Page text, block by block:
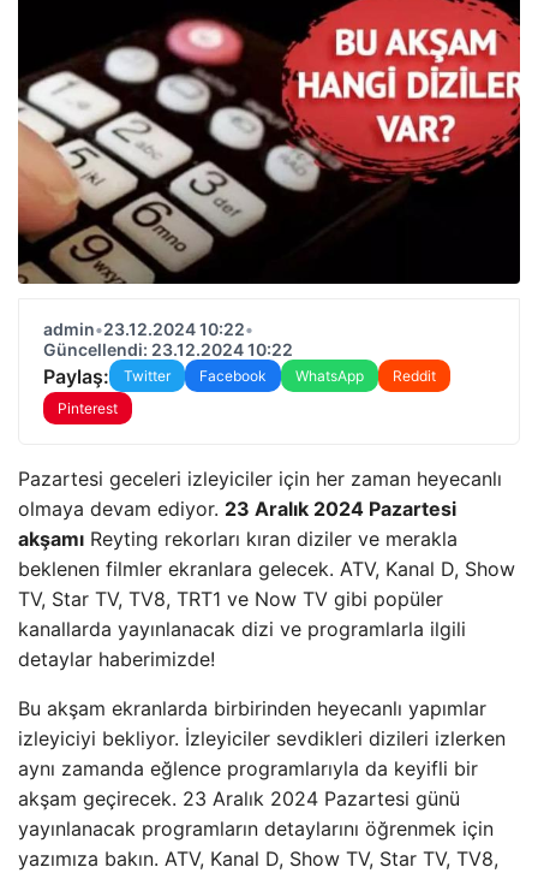
admin•23.12.2024 10:22•
Güncellendi: 23.12.2024 10:22
Paylaş: Twitter Facebook WhatsApp
Reddit
Pinterest
Pazartesi geceleri izleyiciler için her zaman heyecanlı
olmaya devam ediyor. 23 Aralık 2024 Pazartesi
akşamı Reyting rekorları kıran diziler ve merakla
beklenen filmler ekranlara gelecek. ATV, Kanal D, Show
TV, Star TV, TV8, TRT1 ve Now TV gibi popüler
kanallarda yayınlanacak dizi ve programlarla ilgili
detaylar haberimizde!
Bu akşam ekranlarda birbirinden heyecanlı yapımlar
izleyiciyi bekliyor. İzleyiciler sevdikleri dizileri izlerken
aynı zamanda eğlence programlarıyla da keyifli bir
akşam geçirecek. 23 Aralık 2024 Pazartesi günü
yayınlanacak programların detaylarını öğrenmek için
yazımıza bakın. ATV, Kanal D, Show TV, Star TV, TV8,